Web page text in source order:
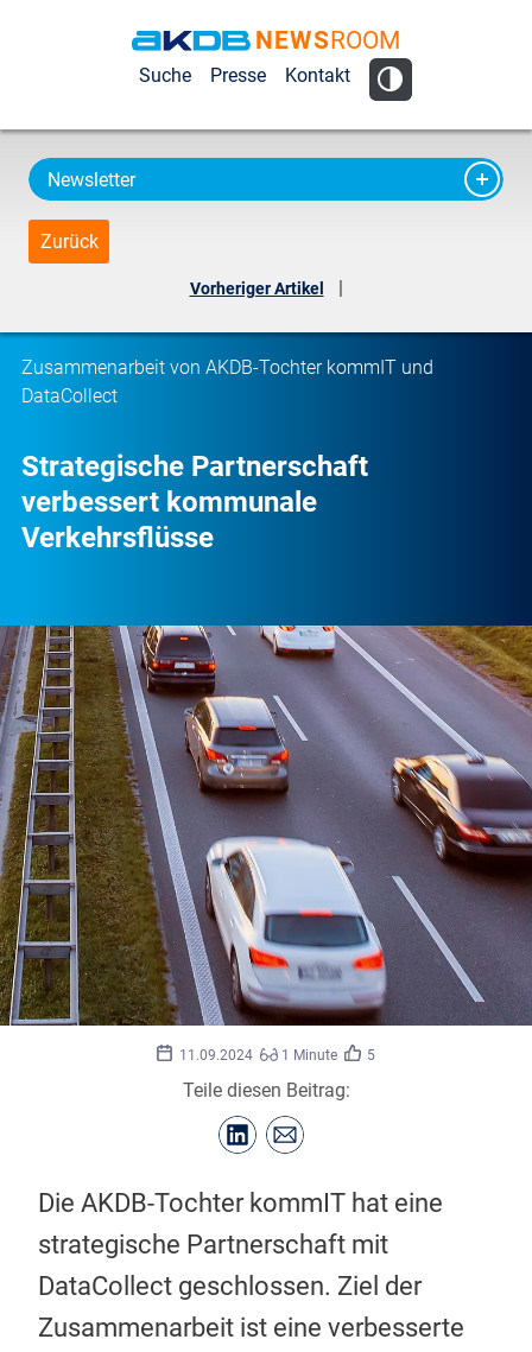
AKDB Anstalt
Kommunale
Datenverarbeitung
in Bayern
NEWSROOM
Suche Presse Kontakt
Newsletter
Zurück
Vorheriger Artikel
Zusammenarbeit von AKDB-Tochter kommIT und
DataCollect
Strategische Partnerschaft
verbessert kommunale
Verkehrsflüsse
11.09.2024 1 Minute 5
Teile diesen Beitrag:
Die AKDB-Tochter kommIT hat eine
strategische Partnerschaft mit
DataCollect geschlossen. Ziel der
Zusammenarbeit ist eine verbesserte